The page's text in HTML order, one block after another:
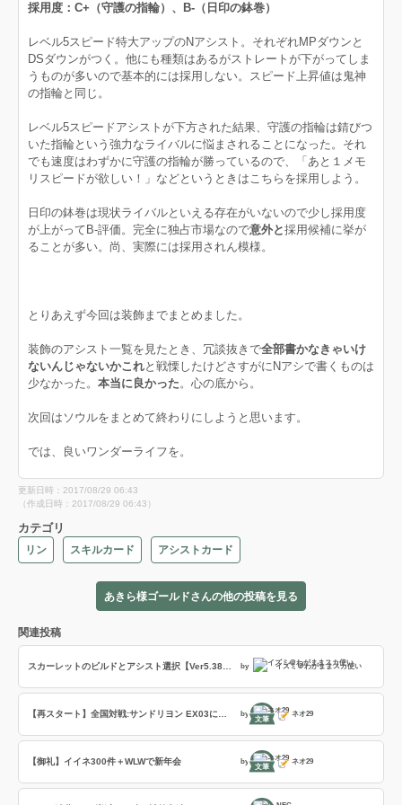
採用度：C+（守護の指輪）、B-（日印の鉢巻）
レベル5スピード特大アップのNアシスト。それぞれMPダウンと
DSダウンがつく。他にも種類はあるがストレートが下がってしま
うものが多いので基本的には採用しない。スピード上昇値は鬼神
の指輪と同じ。
レベル5スピードアシストが下方された結果、守護の指輪は錆びつ
いた指輪という強力なライバルに悩まされることになった。それ
でも速度はわずかに守護の指輪が勝っているので、「あと１メモ
リスピードが欲しい！」などというときはこちらを採用しよう。
日印の鉢巻は現状ライバルといえる存在がいないので少し採用度
が上がってB-評価。完全に独占市場なので意外と採用候補に挙が
ることが多い。尚、実際には採用されん模様。
とりあえず今回は装飾までまとめました。
装飾のアシスト一覧を見たとき、冗談抜きで全部書かなきゃいけ
ないんじゃないかこれと戦慄したけどさすがにNアシで書くものは
少なかった。 本当に良かった。心の底から。
次回はソウルをまとめて終わりにしようと思います。
では、良いワンダーライフを。
更新日時：2017/08/29 06:43
（作成日時：2017/08/29 06:43）
カテゴリ
リン スキルカード アシストカード
あきら様ゴールドさんの他の投稿を見る
関連投稿
by イズミ＠わがままスカ使い
by
文筆
ネオ29
【御礼】イイネ300件＋WLWで新年会 by
文筆
ネオ29